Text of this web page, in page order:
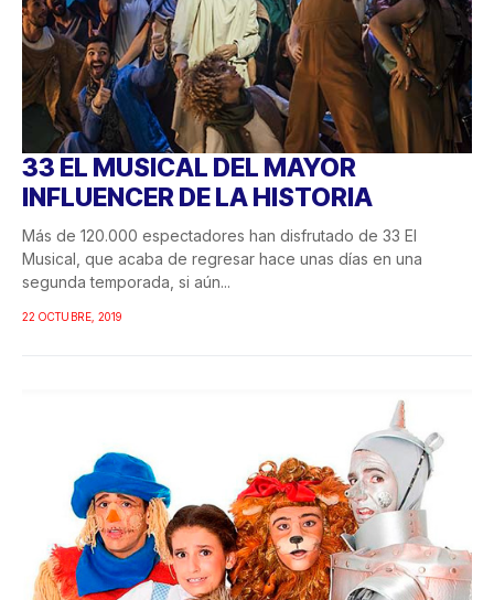
33 EL MUSICAL DEL MAYOR
INFLUENCER DE LA HISTORIA
Más de 120.000 espectadores han disfrutado de 33 El
Musical, que acaba de regresar hace unas días en una
segunda temporada, si aún...
22 OCTUBRE, 2019